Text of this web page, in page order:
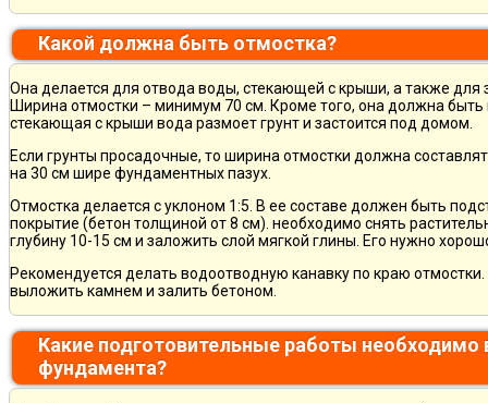
Какой должна быть отмостка?
Она делается для отвода воды, стекающей с крыши, а также для
Ширина отмостки – минимум 70 см. Кроме того, она должна быть
стекающая с крыши вода размоет грунт и застоится под домом.
Если грунты просадочные, то ширина отмостки должна
на 30 см шире фундаментных пазух.
Отмостка делается с уклоном 1:5. В ее составе должен быть
покрытие (бетон толщиной от 8 см). необходимо снять
глубину 10-15 см и заложить слой мягкой глины. Его нужно
Рекомендуется делать водоотводную канавку по краю
выложить камнем и залить бетоном.
Какие подготовительные работы необходимо
фундамента?